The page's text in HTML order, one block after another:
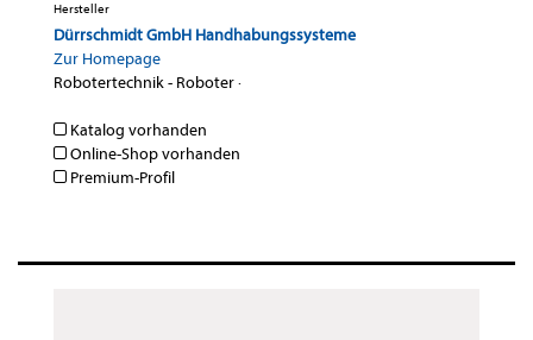
Hersteller
Dürrschmidt GmbH Handhabungssysteme
Zur Homepage
Robotertechnik - Roboter·
Katalog vorhanden
Online-Shop vorhanden
Premium-Profil